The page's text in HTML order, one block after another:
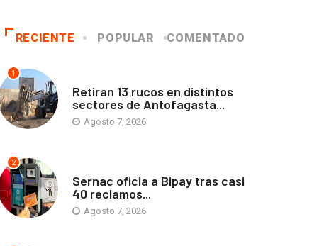
RECIENTE POPULAR COMENTADO
1
Retiran 13 rucos en distintos
sectores de Antofagasta...
Agosto 7, 2026
2
Sernac oficia a Bipay tras casi
40 reclamos...
Agosto 7, 2026